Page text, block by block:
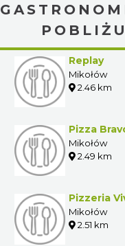
POBLIŻU
Replay
Mikołów
2.46 km
Pizza
Mikołów
2.49 km
Pizzeria
Mikołów
2.51 km